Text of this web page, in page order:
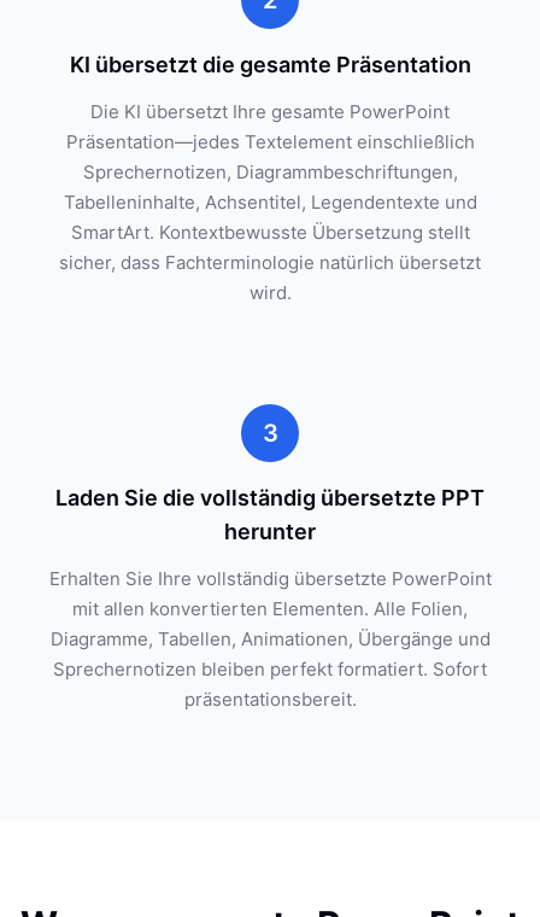
KI übersetzt die gesamte Präsentation
Die KI übersetzt Ihre gesamte PowerPoint
Präsentation—jedes Textelement einschließlich
Sprechernotizen, Diagrammbeschriftungen,
Tabelleninhalte, Achsentitel, Legendentexte und
SmartArt. Kontextbewusste Übersetzung stellt
sicher, dass Fachterminologie natürlich übersetzt
wird.
3
Laden Sie die vollständig übersetzte PPT
herunter
Erhalten Sie Ihre vollständig übersetzte PowerPoint
mit allen konvertierten Elementen. Alle Folien,
Diagramme, Tabellen, Animationen, Übergänge und
Sprechernotizen bleiben perfekt formatiert. Sofort
präsentationsbereit.